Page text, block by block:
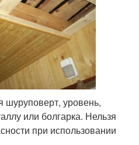
шуруповерт, уровень,
или болгарка. Нельзя
при использовании